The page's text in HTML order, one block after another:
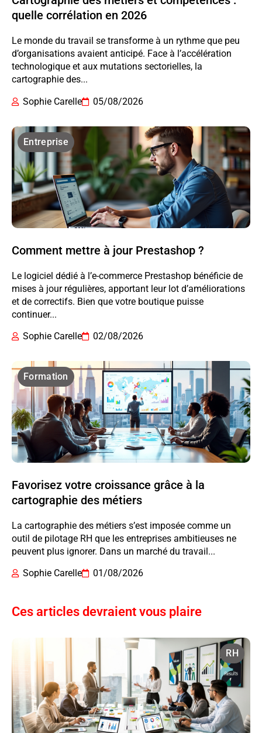
quelle corrélation en 2026
Le monde du travail se transforme à un rythme que peu
d’organisations avaient anticipé. Face à l’accélération
technologique et aux mutations sectorielles, la
cartographie des...
Sophie Carelle
05/08/2026
Entreprise
Comment mettre à jour Prestashop ?
Le logiciel dédié à l’e-commerce Prestashop bénéficie de
mises à jour régulières, apportant leur lot d’améliorations
et de correctifs. Bien que votre boutique puisse
continuer...
Sophie Carelle
02/08/2026
Formation
Favorisez votre croissance grâce à la
cartographie des métiers
La cartographie des métiers s’est imposée comme un
outil de pilotage RH que les entreprises ambitieuses ne
peuvent plus ignorer. Dans un marché du travail...
Sophie Carelle
01/08/2026
Ces articles devraient vous plaire
RH